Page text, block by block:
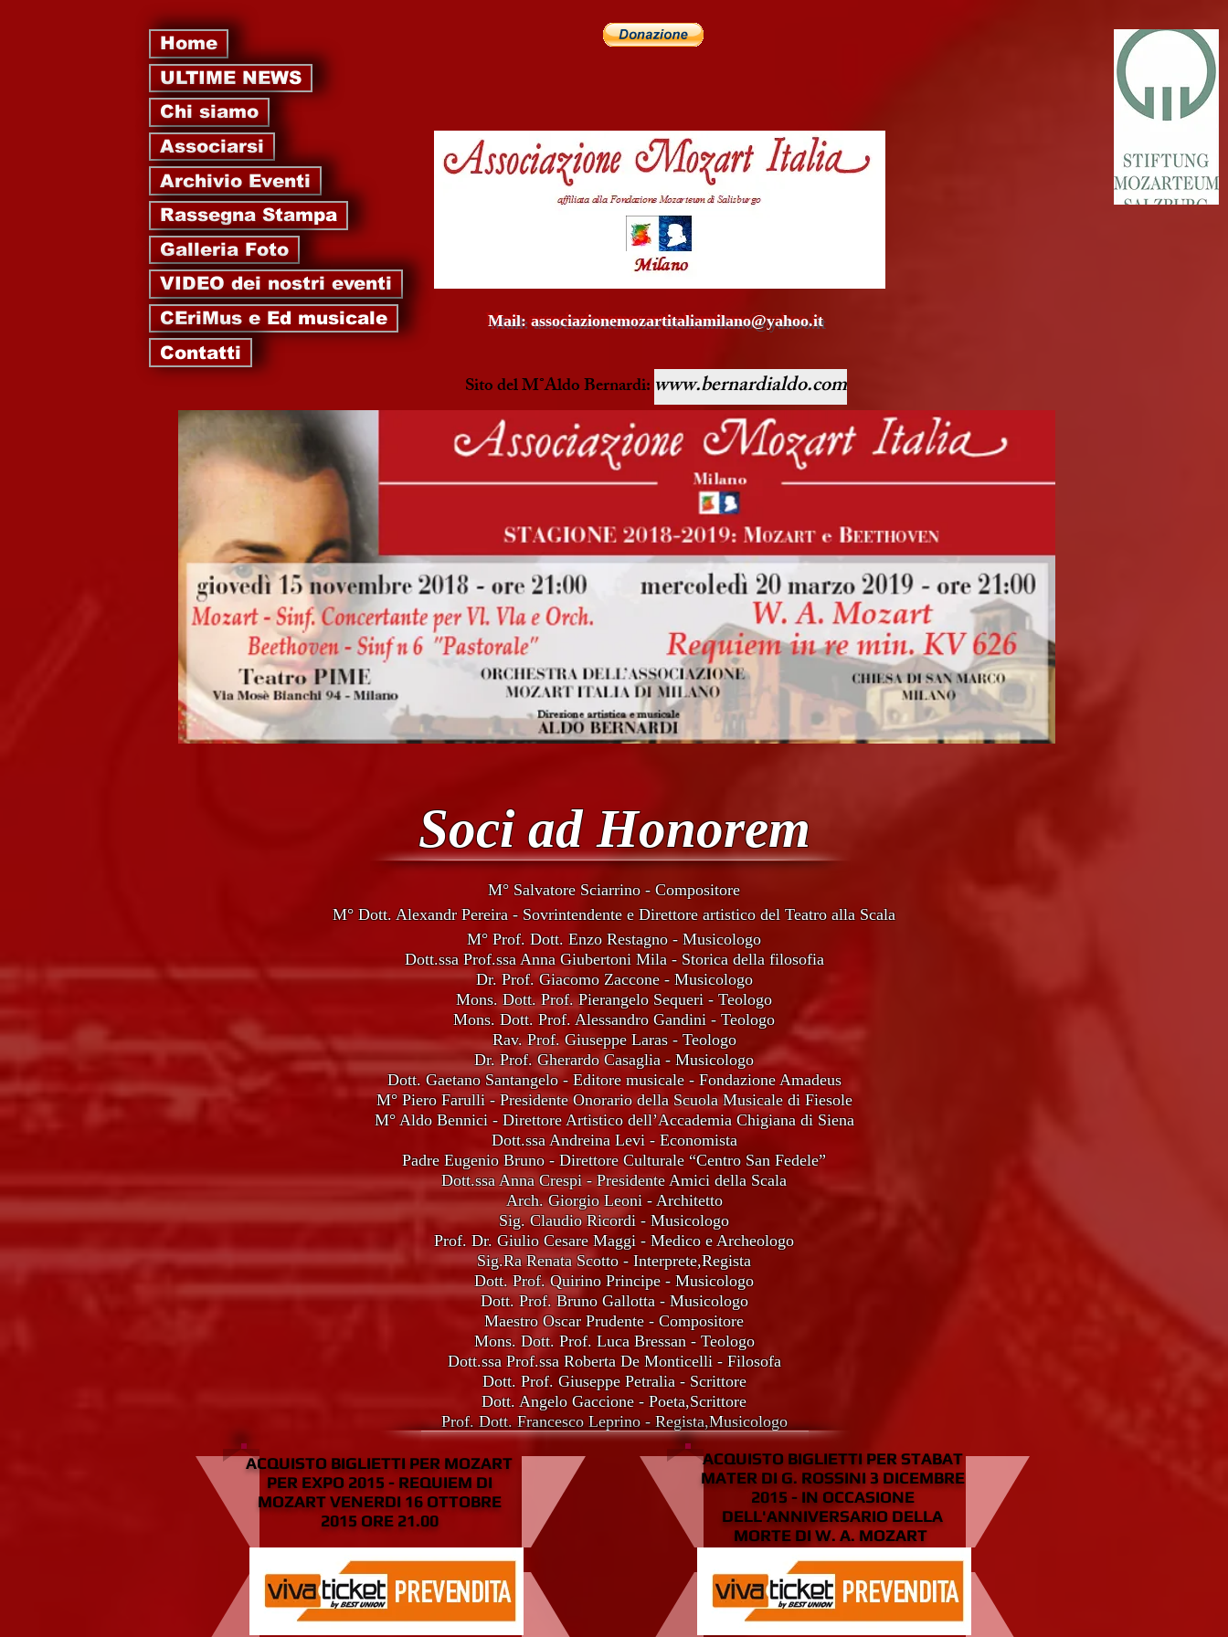
Home
ULTIME NEWS
Chi siamo
Associarsi
Archivio Eventi
Rassegna Stampa
Galleria Foto
VIDEO dei nostri eventi
CEriMus e Ed musicale
Contatti
Mail:associazionemozartitaliamilano@yahoo.it
Sito del M°Aldo Bernardi: www.bernardialdo.com
Soci ad Honorem
M° Salvatore Sciarrino - Compositore
M° Dott. Alexandr Pereira - Sovrintendente e Direttore artistico del Teatro alla Scala
M° Prof. Dott. Enzo Restagno - Musicologo
Dott.ssa Prof.ssa Anna Giubertoni Mila - Storica della filosofia
Dr. Prof. Giacomo Zaccone - Musicologo
Mons. Dott. Prof. Pierangelo Sequeri - Teologo
Mons. Dott. Prof. Alessandro Gandini - Teologo
Rav. Prof. Giuseppe Laras - Teologo
Dr. Prof. Gherardo Casaglia - Musicologo
Dott. Gaetano Santangelo - Editore musicale - Fondazione Amadeus
M° Piero Farulli - Presidente Onorario della Scuola Musicale di Fiesole
M° Aldo Bennici - Direttore Artistico dell’Accademia Chigiana di Siena
Dott.ssa Andreina Levi - Economista
Padre Eugenio Bruno - Direttore Culturale “Centro San Fedele”
Dott.ssa Anna Crespi - Presidente Amici della Scala
Arch. Giorgio Leoni - Architetto
Sig. Claudio Ricordi - Musicologo
Prof. Dr. Giulio Cesare Maggi - Medico e Archeologo
Sig.Ra Renata Scotto - Interprete,Regista
Dott. Prof. Quirino Principe - Musicologo
Dott. Prof. Bruno Gallotta - Musicologo
Maestro Oscar Prudente - Compositore
Mons. Dott. Prof. Luca Bressan - Teologo
Dott.ssa Prof.ssa Roberta De Monticelli - Filosofa
Dott. Prof. Giuseppe Petralia - Scrittore
Dott. Angelo Gaccione - Poeta,Scrittore
Prof. Dott. Francesco Leprino - Regista,Musicologo
ACQUISTO BIGLIETTI PER MOZART
PER EXPO 2015 - REQUIEM DI
MOZART VENERDI 16 OTTOBRE
2015 ORE 21.00
ACQUISTO BIGLIETTI PER STABAT
MATER DI G. ROSSINI 3 DICEMBRE
2015 - IN OCCASIONE
DELL'ANNIVERSARIO DELLA
MORTE DI W. A. MOZART